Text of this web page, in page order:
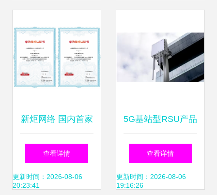
新炬网络 国内首家
获得华为GaussDB
全线能力认证，引
查看详情
更新时间：2026-08-06
20:23:41
5G基站型RSU产品
发布 中国移动研究
院联手合作伙伴推
查看详情
更新时间：2026-08-06
19:16:26